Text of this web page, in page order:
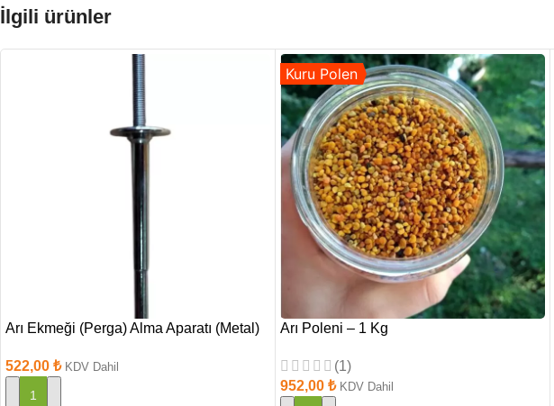
İlgili ürünler
Arı Ekmeği (Perga) Alma Aparatı (Metal)
522,00 ₺ KDV Dahil
SEPETE EKLE
Kuru Polen
Arı Poleni – 1 Kg
(1)
952,00 ₺ KDV Dahil